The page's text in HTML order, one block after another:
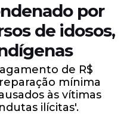
por
de idosos,
de R$
mínima
às vítimas
ilícitas'.